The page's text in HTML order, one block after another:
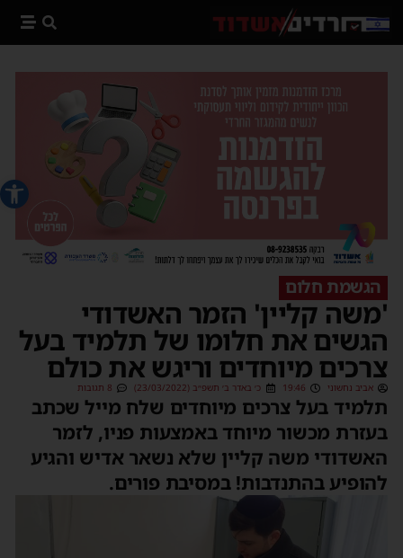
פתח
הגשמת חלום
'משה קליין' הזמר האשדודי
הגשים את חלומו של תלמיד בעל
צרכים מיוחדים וריגש את כולם
אביב נחשוני 19:46 כ׳ באדר ב׳ תשפ״ב (23/03/2022) 8 תגובות
תלמיד בעל צרכים מיוחדים שלח מייל שכתב
בעזרת מכשור מיוחד באמצעות פניו, לזמר
האשדודי משה קליין שלא נשאר אדיש והגיע
להופיע בהתנדבות! במסיבת פורים.